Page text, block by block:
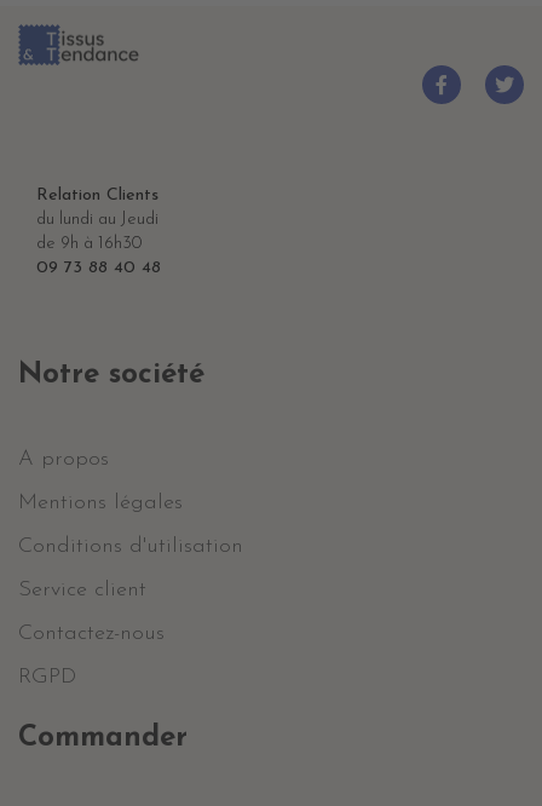
Relation Clients
du lundi au Jeudi
de 9h à 16h30
09 73 88 40 48
Notre société
A propos
Mentions légales
Conditions d'utilisation
Service client
Contactez-nous
RGPD
Commander